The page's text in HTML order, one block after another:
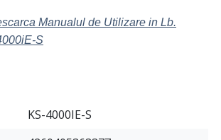
Manualul de Utilizare in Lb.
S
KS-4000IE-S